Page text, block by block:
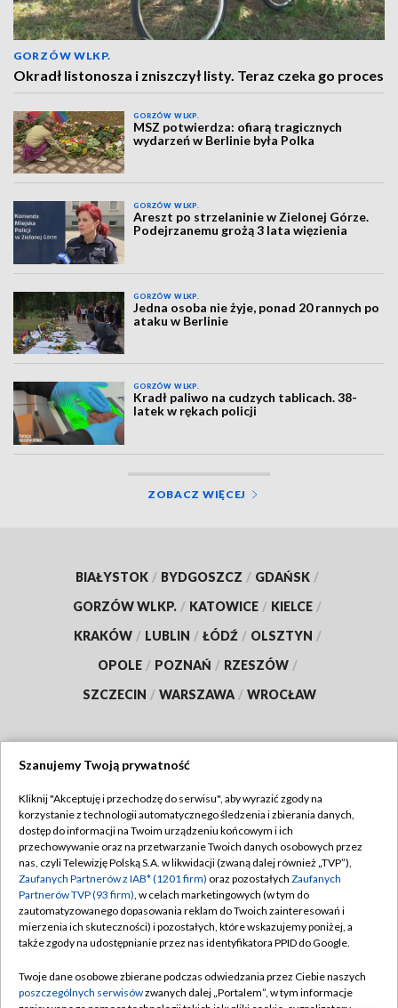
GORZÓW WLKP.
Okradł listonosza i zniszczył listy. Teraz czeka go proces
GORZÓW WLKP.
MSZ potwierdza: ofiarą tragicznych
wydarzeń w Berlinie była Polka
GORZÓW WLKP.
Areszt po strzelaninie w Zielonej Górze.
Podejrzanemu grożą 3 lata więzienia
GORZÓW WLKP.
Jedna osoba nie żyje, ponad 20 rannych po
ataku w Berlinie
GORZÓW WLKP.
Kradł paliwo na cudzych tablicach. 38-
latek w rękach policji
ZOBACZ WIĘCEJ
BIAŁYSTOK / BYDGOSZCZ / GDAŃSK /
GORZÓW WLKP. / KATOWICE / KIELCE /
KRAKÓW / LUBLIN / ŁÓDŹ / OLSZTYN /
OPOLE / POZNAŃ / RZESZÓW /
SZCZECIN / WARSZAWA / WROCŁAW
TVP
Abonament TVP
Emisja w TVP
Centrum informacji TVP
Naziemna Telewizja Cyfrowa
Rada Programowa
Regulamin TVP
Polityka prywatności
Moje zgody
Pomoc
Kontakt
Szanujemy Twoją prywatność
Kliknij "Akceptuję i przechodzę do serwisu", aby wyrazić zgody na
korzystanie z technologii automatycznego śledzenia i zbierania danych,
dostęp do informacji na Twoim urządzeniu końcowym i ich
przechowywanie oraz na przetwarzanie Twoich danych osobowych przez
nas, czyli Telewizję Polską S.A. w likwidacji (zwaną dalej również „TVP”),
Zaufanych Partnerów z IAB* (1201 firm) oraz pozostałych Zaufanych
Partnerów TVP (93 firm), w celach marketingowych (w tym do
zautomatyzowanego dopasowania reklam do Twoich zainteresowań i
mierzenia ich skuteczności) i pozostałych, które wskazujemy poniżej, a
także zgody na udostępnianie przez nas identyfikatora PPID do Google.
Twoje dane osobowe zbierane podczas odwiedzania przez Ciebie naszych
poszczególnych serwisówzwanych dalej „Portalem”, w tym informacje